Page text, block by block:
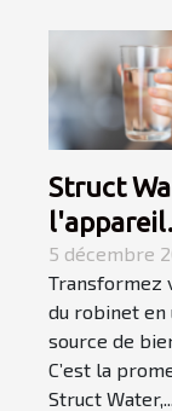
Struct
l'appareil
pour
l’eau
chez soi
5 décembre
Transformez
du robinet en
source de
C’est la
Struct Water,...